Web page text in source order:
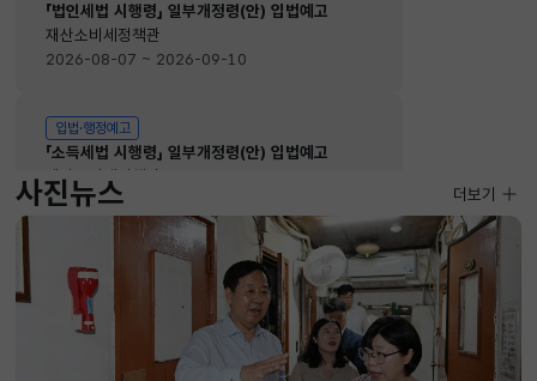
「법인세법 시행령」 일부개정령(안) 입법예고
재산소비세정책관
2026-08-07 ~ 2026-09-10
입법·행정예고
「소득세법 시행령」 일부개정령(안) 입법예고
재산소비세정책관
2026-08-07 ~ 2026-09-10
사진뉴스 사진뉴스
더보기